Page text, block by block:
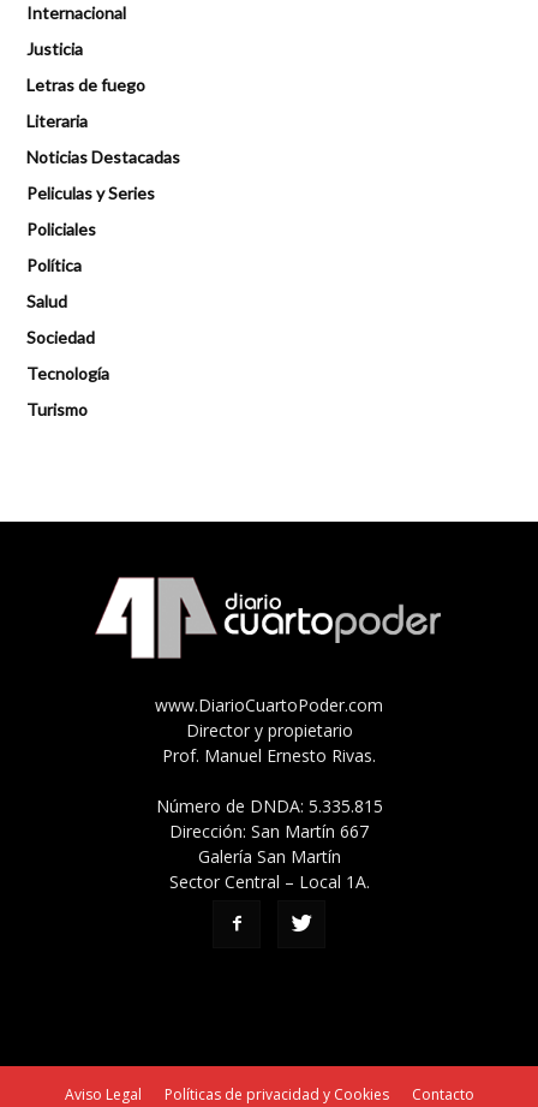
Internacional
Justicia
Letras de fuego
Literaria
Noticias Destacadas
Peliculas y Series
Policiales
Política
Salud
Sociedad
Tecnología
Turismo
www.DiarioCuartoPoder.com
Director y propietario
Prof. Manuel Ernesto Rivas.
Número de DNDA: 5.335.815
Dirección: San Martín 667
Galería San Martín
Sector Central – Local 1A.
Aviso Legal Políticas de privacidad y Cookies Contacto